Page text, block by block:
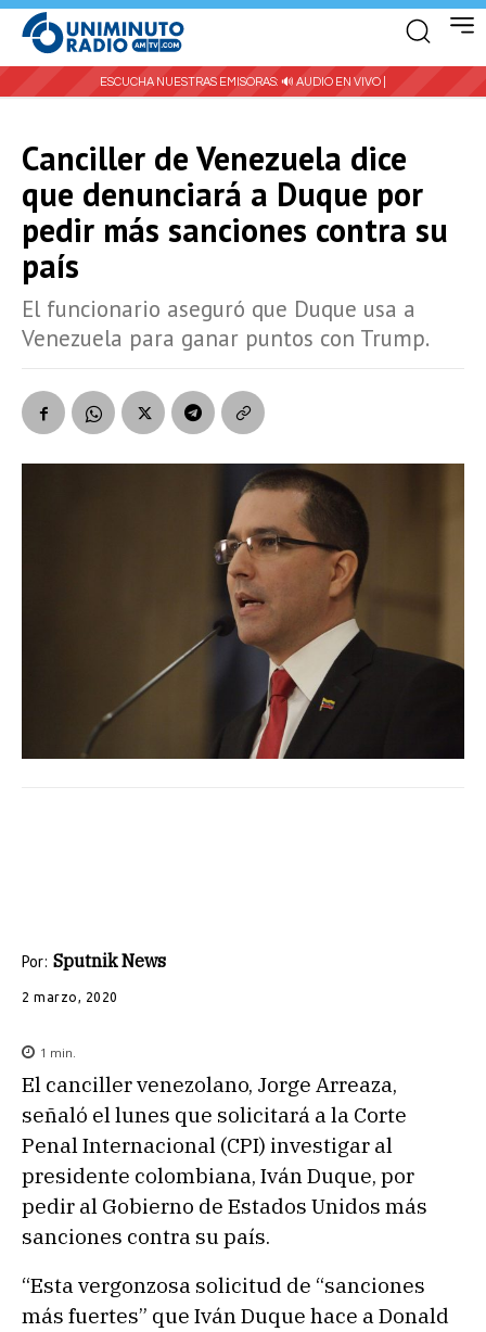
ESCUCHA NUESTRAS EMISORAS: 🔊 AUDIO EN VIVO |
Canciller de Venezuela dice
que denunciará a Duque por
pedir más sanciones contra su
país
El funcionario aseguró que Duque usa a
Venezuela para ganar puntos con Trump.
Por: Sputnik News
2 marzo, 2020
1 min.
El canciller venezolano, Jorge Arreaza,
señaló el lunes que solicitará a la Corte
Penal Internacional (CPI) investigar al
presidente colombiana, Iván Duque, por
pedir al Gobierno de Estados Unidos más
sanciones contra su país.
“Esta vergonzosa solicitud de “sanciones
más fuertes” que Iván Duque hace a Donald